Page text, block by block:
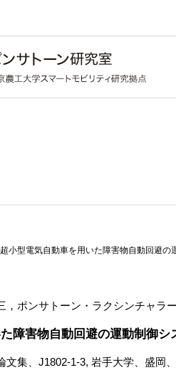
超小型電気自動車を用いた障害物自動回避の
，ポンサトーン・ラクシンチャラ
障害物自動回避の運動制御シ
文集、J1802-1-3, 岩手大学、盛岡